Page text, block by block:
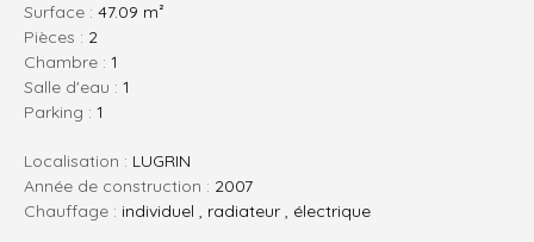
Surface : 47.09 m²
pièces : 2
chambre : 1
salle d'eau : 1
parking : 1
Localisation : LUGRIN
Année de construction : 2007
Chauffage : individuel , radiateur , électrique